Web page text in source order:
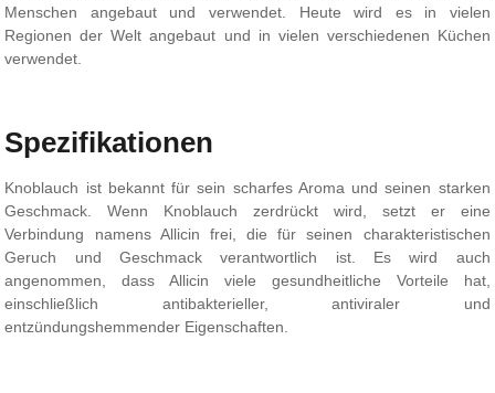
Menschen angebaut und verwendet. Heute wird es in vielen
Regionen der Welt angebaut und in vielen verschiedenen Küchen
verwendet.
Spezifikationen
Knoblauch ist bekannt für sein scharfes Aroma und seinen starken
Geschmack. Wenn Knoblauch zerdrückt wird, setzt er eine
Verbindung namens Allicin frei, die für seinen charakteristischen
Geruch und Geschmack verantwortlich ist. Es wird auch
angenommen, dass Allicin viele gesundheitliche Vorteile hat,
einschließlich antibakterieller, antiviraler und
entzündungshemmender Eigenschaften.